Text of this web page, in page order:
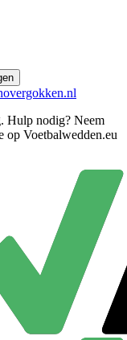
Hulp nodig? Neem
op Voetbalwedden.eu